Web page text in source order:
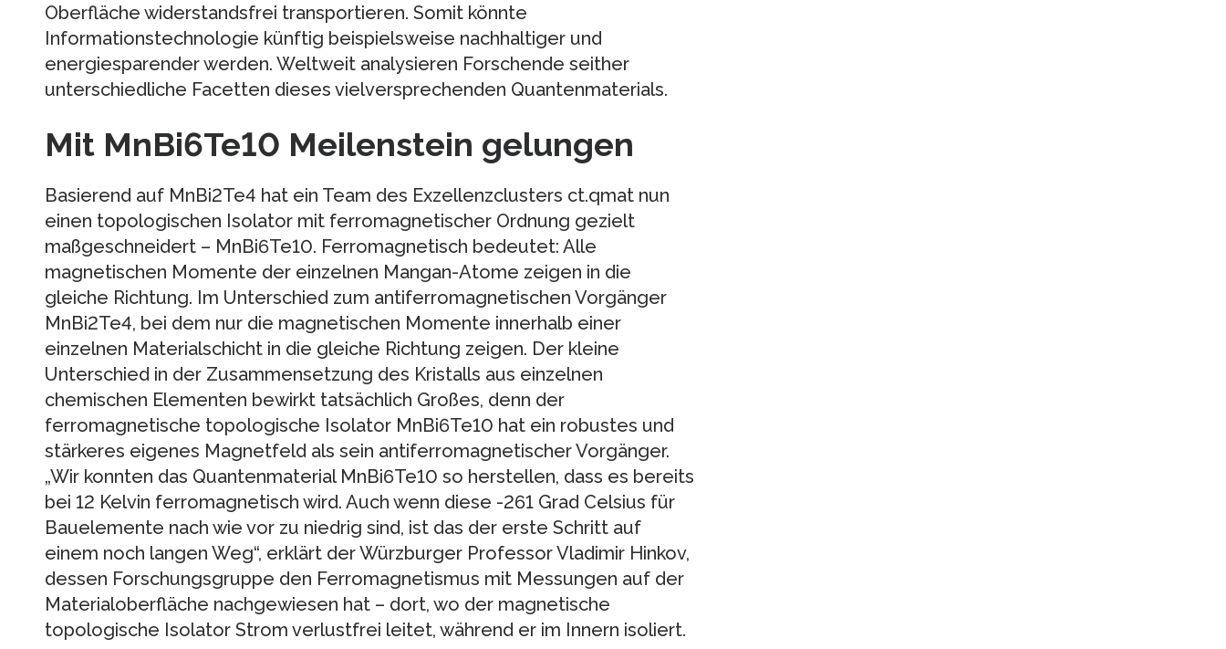
Oberfläche widerstandsfrei transportieren. Somit könnte
Informationstechnologie künftig beispielsweise nachhaltiger und
energiesparender werden. Weltweit analysieren Forschende seither
unterschiedliche Facetten dieses vielversprechenden Quantenmaterials.
Mit MnBi6Te10 Meilenstein gelungen
Basierend auf MnBi2Te4 hat ein Team des Exzellenzclusters ct.qmat nun
einen topologischen Isolator mit ferromagnetischer Ordnung gezielt
maßgeschneidert – MnBi6Te10. Ferromagnetisch bedeutet: Alle
magnetischen Momente der einzelnen Mangan-Atome zeigen in die
gleiche Richtung. Im Unterschied zum antiferromagnetischen Vorgänger
MnBi2Te4, bei dem nur die magnetischen Momente innerhalb einer
einzelnen Materialschicht in die gleiche Richtung zeigen. Der kleine
Unterschied in der Zusammensetzung des Kristalls aus einzelnen
chemischen Elementen bewirkt tatsächlich Großes, denn der
ferromagnetische topologische Isolator MnBi6Te10 hat ein robustes und
stärkeres eigenes Magnetfeld als sein antiferromagnetischer Vorgänger.
„Wir konnten das Quantenmaterial MnBi6Te10 so herstellen, dass es bereits
bei 12 Kelvin ferromagnetisch wird. Auch wenn diese -261 Grad Celsius für
Bauelemente nach wie vor zu niedrig sind, ist das der erste Schritt auf
einem noch langen Weg“, erklärt der Würzburger Professor Vladimir Hinkov,
dessen Forschungsgruppe den Ferromagnetismus mit Messungen auf der
Materialoberfläche nachgewiesen hat – dort, wo der magnetische
topologische Isolator Strom verlustfrei leitet, während er im Innern isoliert.